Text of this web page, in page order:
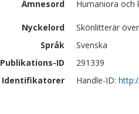
Ämnesord Humaniora
Nyckelord
Skönlitterär
Språk
Svenska
Publikations-ID
291339
Identifikatorer
Handle-ID: